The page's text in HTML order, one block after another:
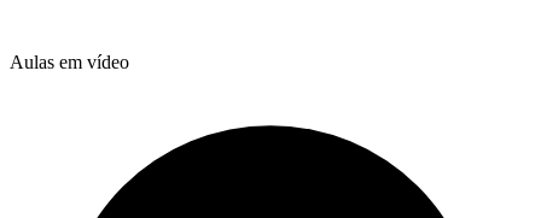
Aulas em vídeo